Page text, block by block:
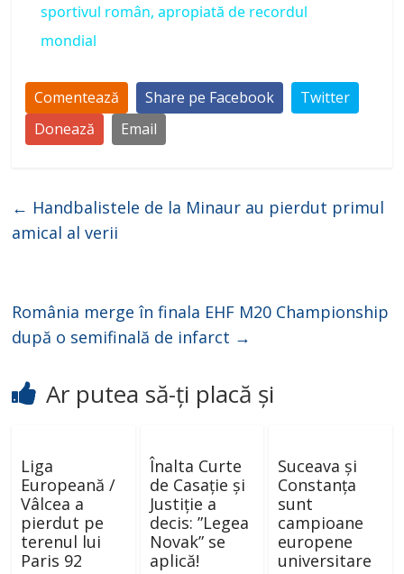
V
d
o
sportivul român, apropiată de recordul
mondial
Comentează Share pe Facebook
Twitter
Donează
Email
← Handbalistele de la Minaur au pierdut primul
amical al verii
România merge în finala EHF M20 Championship
după o semifinală de infarct →
Ar putea să-ți placă și
Liga
Europeană /
Vâlcea a
pierdut pe
terenul lui
Paris 92
Înalta Curte
de Casație și
Justiție a
decis: ”Legea
Novak” se
aplică!
Suceava și
Constanța
sunt
campioane
europene
universitare